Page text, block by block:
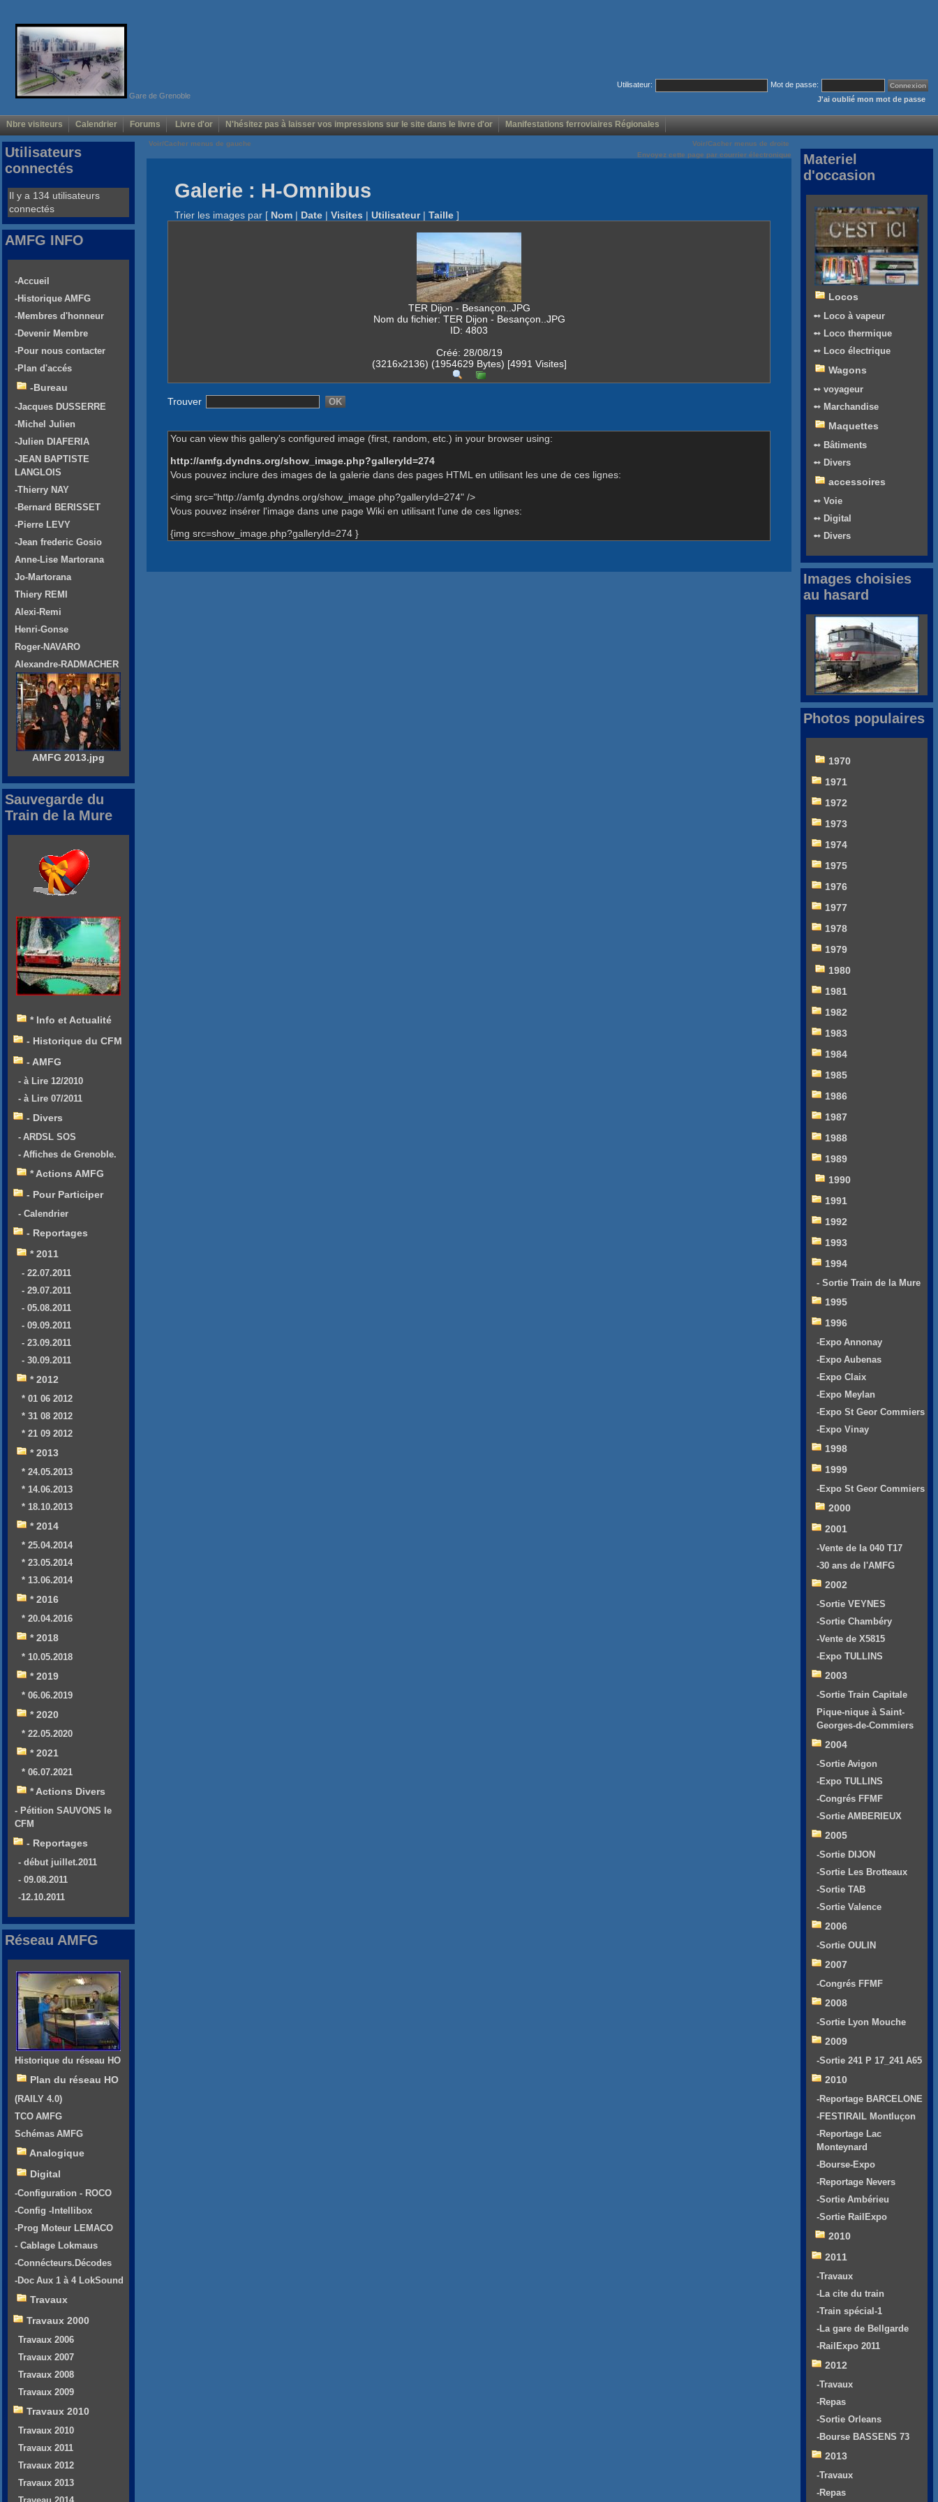
Gare de Grenoble
Utilisateur:
Mot de passe:
J'ai oublié mon mot de passe
Nbre visiteurs Calendrier Forums Livre d'or N'hésitez pas à laisser vos impressions sur le site dans le livre d'or Manifestations ferroviaires Régionales
Voir/Cacher menus de gauche
Voir/Cacher menus de droite
Envoyez cette page par courrier électronique
Galerie : H-Omnibus
Trier les images par [ Nom | Date | Visites | Utilisateur| Taille ]
TER Dijon - Besançon..JPG
Nom du fichier: TER Dijon - Besançon..JPG
ID: 4803
Créé: 28/08/19
(3216x2136) (1954629 Bytes) [4991 Visites]
Trouver
You can view this gallery's configured image (first, random, etc.) in your browser using:
http://amfg.dyndns.org/show_image.php?galleryId=274
Vous pouvez inclure des images de la galerie dans des pages HTML en utilisant les une de ces lignes:
<img src="http://amfg.dyndns.org/show_image.php?galleryId=274" />
Vous pouvez insérer l'image dans une page Wiki en utilisant l'une de ces lignes:
{img src=show_image.php?galleryId=274 }
Utilisateurs
connectés
Il y a 134 utilisateurs
connectés
AMFG INFO
-Accueil
-Historique AMFG
-Membres d'honneur
-Devenir Membre
-Pour nous contacter
-Plan d'accés
-Bureau
-Jacques DUSSERRE
-Michel Julien
-Julien DIAFERIA
-JEAN BAPTISTE
LANGLOIS
-Thierry NAY
-Bernard BERISSET
-Pierre LEVY
-Jean frederic Gosio
Anne-Lise Martorana
Jo-Martorana
Thiery REMI
Alexi-Remi
Henri-Gonse
Roger-NAVARO
Alexandre-RADMACHER
AMFG 2013.jpg
Sauvegarde du
Train de la Mure
* Info et Actualité
- Historique du CFM
- AMFG
- à Lire 12/2010
- à Lire 07/2011
- Divers
- ARDSL SOS
- Affiches de Grenoble.
* Actions AMFG
- Pour Participer
- Calendrier
- Reportages
* 2011
- 22.07.2011
- 29.07.2011
- 05.08.2011
- 09.09.2011
- 23.09.2011
- 30.09.2011
* 2012
* 01 06 2012
* 31 08 2012
* 21 09 2012
* 2013
* 24.05.2013
* 14.06.2013
* 18.10.2013
* 2014
* 25.04.2014
* 23.05.2014
* 13.06.2014
* 2016
* 20.04.2016
* 2018
* 10.05.2018
* 2019
* 06.06.2019
* 2020
* 22.05.2020
* 2021
* 06.07.2021
* Actions Divers
- Pétition SAUVONS le
CFM
- Reportages
- début juillet.2011
- 09.08.2011
-12.10.2011
Réseau AMFG
Historique du réseau HO
Plan du réseau HO
(RAILY 4.0)
TCO AMFG
Schémas AMFG
Analogique
Digital
-Configuration - ROCO
-Config -Intellibox
-Prog Moteur LEMACO
- Cablage Lokmaus
-Connécteurs.Décodes
-Doc Aux 1 à 4 LokSound
Travaux
Travaux 2000
Travaux 2006
Travaux 2007
Travaux 2008
Travaux 2009
Travaux 2010
Travaux 2010
Travaux 2011
Travaux 2012
Travaux 2013
Materiel
d'occasion
Locos
➻ Loco à vapeur
➻ Loco thermique
➻ Loco électrique
Wagons
➻ voyageur
➻ Marchandise
Maquettes
➻ Bâtiments
➻ Divers
accessoires
➻ Voie
➻ Digital
➻ Divers
Images choisies
au hasard
Photos populaires
1970
1971
1972
1973
1974
1975
1976
1977
1978
1979
1980
1981
1982
1983
1984
1985
1986
1987
1988
1989
1990
1991
1992
1993
1994
- Sortie Train de la Mure
1995
1996
-Expo Annonay
-Expo Aubenas
-Expo Claix
-Expo Meylan
-Expo St Geor Commiers
-Expo Vinay
1998
1999
-Expo St Geor Commiers
2000
2001
-Vente de la 040 T17
-30 ans de l'AMFG
2002
-Sortie VEYNES
-Sortie Chambéry
-Vente de X5815
-Expo TULLINS
2003
-Sortie Train Capitale
Pique-nique à Saint-
Georges-de-Commiers
2004
-Sortie Avigon
-Expo TULLINS
-Congrés FFMF
-Sortie AMBERIEUX
2005
-Sortie DIJON
-Sortie Les Brotteaux
-Sortie TAB
-Sortie Valence
2006
-Sortie OULIN
2007
-Congrés FFMF
2008
-Sortie Lyon Mouche
2009
-Sortie 241 P 17_241 A65
2010
-Reportage BARCELONE
-FESTIRAIL Montluçon
-Reportage Lac
Monteynard
-Bourse-Expo
-Reportage Nevers
-Sortie Ambérieu
-Sortie RailExpo
2010
2011
-Travaux
-La cite du train
-Train spécial-1
-La gare de Bellgarde
-RailExpo 2011
2012
-Travaux
-Repas
-Sortie Orleans
-Bourse BASSENS 73
2013
-Travaux
-Repas